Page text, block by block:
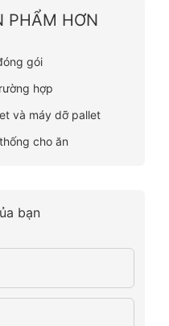
PHẨM HƠN
gói
hợp
và máy dỡ pallet
cho ăn
bạn